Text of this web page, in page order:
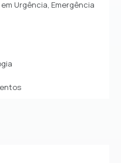
Urgência, Emergência